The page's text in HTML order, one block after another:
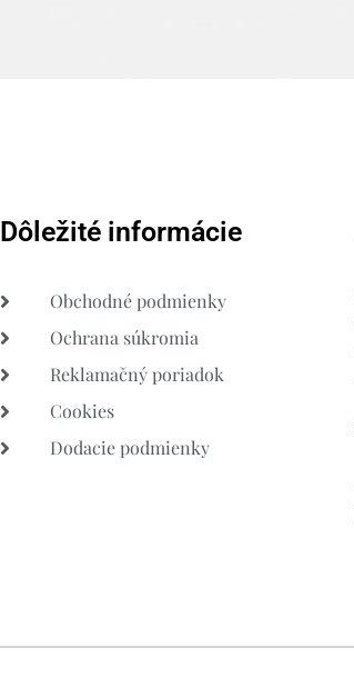
Dôležité informácie
Obchodné podmienky
Ochrana súkromia
Reklamačný poriadok
Cookies
Dodacie podmienky